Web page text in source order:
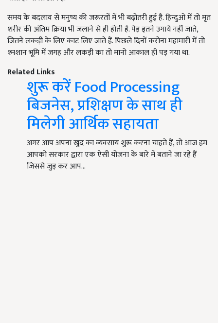
समय के बदलाव से मनुष्य की जरूरतों में भी बढ़ोतरी हुई है. हिन्दुओ में तो मृत
शरीर की अंतिम क्रिया भी जलाने से ही होती है. पेड़ इतने उगाये नहीं जाते,
जितने लकड़ी के लिए काट लिए जाते हैं. पिछले दिनों करोना महामारी में तो
श्मशान भूमि में जगह और लकड़ी का तो मानो आकाल ही पड़ गया था.
Related Links
शुरू करें Food Processing
बिजनेस, प्रशिक्षण के साथ ही
मिलेगी आर्थिक सहायता
अगर आप अपना खुद का व्यवसाय शुरू करना चाहते हैं, तो आज हम
आपको सरकार द्वारा एक ऐसी योजना के बारे में बताने जा रहे हैं
जिससे जुड़ कर आप…